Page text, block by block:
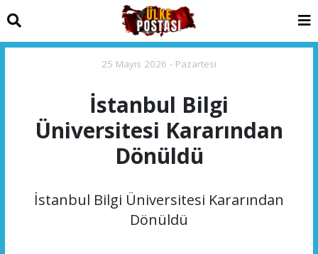
25 Mayıs 2026 - Pazartesi
İstanbul Bilgi
Üniversitesi Kararından
Dönüldü
İstanbul Bilgi Üniversitesi Kararından
Dönüldü